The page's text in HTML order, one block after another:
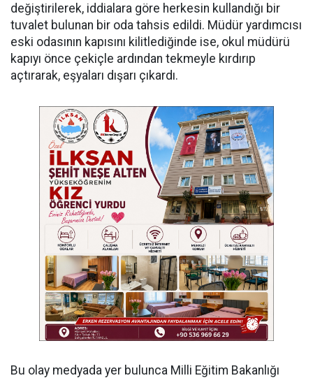
değiştirilerek, iddialara göre herkesin kullandığı bir
tuvalet bulunan bir oda tahsis edildi. Müdür yardımcısı
eski odasının kapısını kilitlediğinde ise, okul müdürü
kapıyı önce çekiçle ardından tekmeyle kırdırıp
açtırarak, eşyaları dışarı çıkardı.
Bu olay medyada yer bulunca Milli Eğitim Bakanlığı